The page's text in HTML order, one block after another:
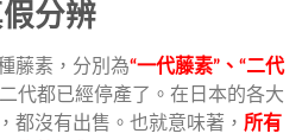
分辨
藤素，分別為“一代藤素”、“二代
二代都已經停產了。在日本的各大
都沒有出售。也就意味著， 所有